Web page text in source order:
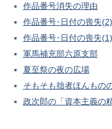
作品番号消失の理由
作品番号･日付の喪失(2)
作品番号･日付の喪失(1)
軍馬補充部六原支部
夏至祭の夜の広場
そもそも拙者ほんもの
政次郎の「資本主義の